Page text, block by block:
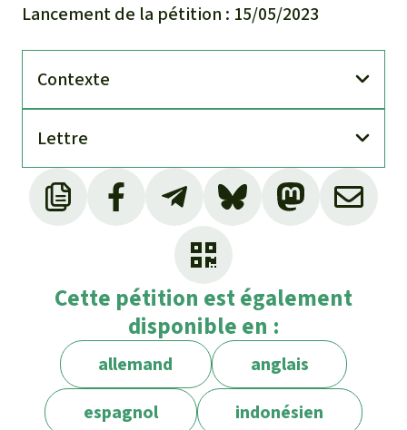
Lancement de la pétition : 15/05/2023
Contexte
Lettre
Étude multi-temporelle de la propriété
foncière dans les territoires municipaux de la
province d’Esmeraldas, rapport technique et
juridique du 22 septembre 2017, réalisé par
le Secrétariat général du ministère de
l’agriculture, de l’élevage, de l’aquaculture et
de la pêche.
Reconnu officiellement par l’État équatorien
depuis le 28 juin 2000, enregistré sous le n°
Cette pétition est également
disponible en :
allemand
anglais
espagnol
indonésien